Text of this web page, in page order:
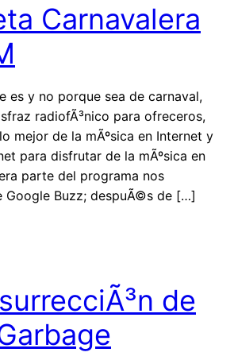
Carnavalera
es y no porque sea de carnaval,
radiofÃ³nico para ofreceros,
mejor de la mÃºsica en Internet y
para disfrutar de la mÃºsica en
parte del programa nos
Google Buzz; despuÃ©s de […]
de